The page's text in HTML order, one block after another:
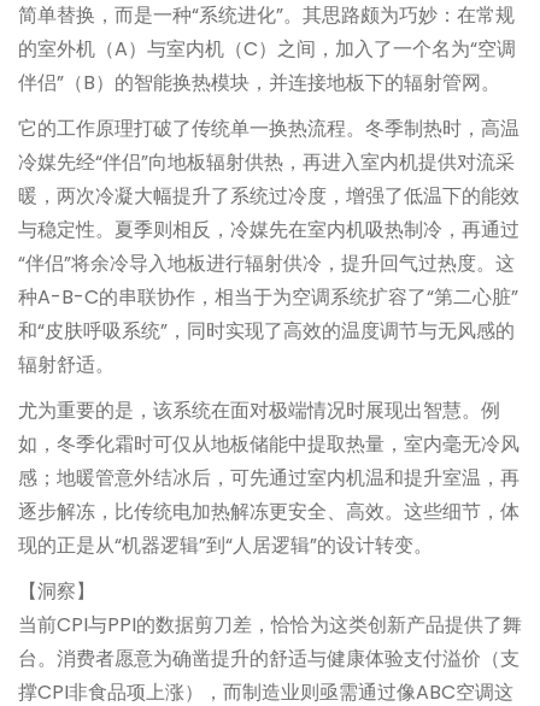
简单替换，而是一种“系统进化”。其思路颇为巧妙：在常规
的室外机（A）与室内机（C）之间，加入了一个名为“空调
伴侣”（B）的智能换热模块，并连接地板下的辐射管网。
它的工作原理打破了传统单一换热流程。冬季制热时，高温
冷媒先经“伴侣”向地板辐射供热，再进入室内机提供对流采
暖，两次冷凝大幅提升了系统过冷度，增强了低温下的能效
与稳定性。夏季则相反，冷媒先在室内机吸热制冷，再通过
“伴侣”将余冷导入地板进行辐射供冷，提升回气过热度。这
种A-B-C的串联协作，相当于为空调系统扩容了“第二心脏”
和“皮肤呼吸系统”，同时实现了高效的温度调节与无风感的
辐射舒适。
尤为重要的是，该系统在面对极端情况时展现出智慧。例
如，冬季化霜时可仅从地板储能中提取热量，室内毫无冷风
感；地暖管意外结冰后，可先通过室内机温和提升室温，再
逐步解冻，比传统电加热解冻更安全、高效。这些细节，体
现的正是从“机器逻辑”到“人居逻辑”的设计转变。
【洞察】
当前CPI与PPI的数据剪刀差，恰恰为这类创新产品提供了舞
台。消费者愿意为确凿提升的舒适与健康体验支付溢价（支
撑CPI非食品项上涨），而制造业则亟需通过像ABC空调这